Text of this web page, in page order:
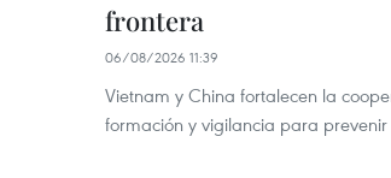
frontera
06/08/2026 11:39
Vietnam y China fortalecen la
formación y vigilancia para